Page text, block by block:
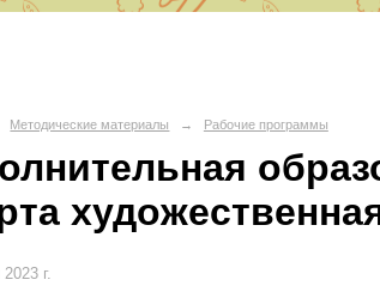
СШ № 6
Волгоград, Красноармейский район, 400082
Методические материалы → Рабочие программы
г.